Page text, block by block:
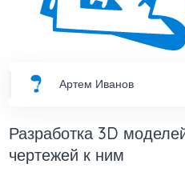
Артем Иванов
Разработка 3D
чертежей к ним